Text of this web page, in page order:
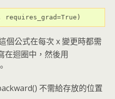
個公式在每次 x 變更時都需
在迴圈中，然後用
不需給存放的位置